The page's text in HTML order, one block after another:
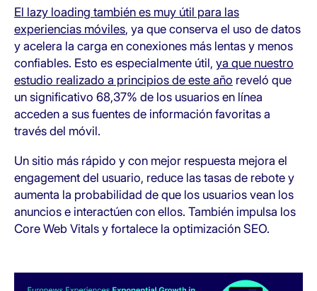
El lazy loading también es muy útil para las
experiencias móviles, ya que conserva el uso de datos
y acelera la carga en conexiones más lentas y menos
confiables. Esto es especialmente útil, ya que nuestro
estudio realizado a principios de este año reveló que
un significativo 68,37% de los usuarios en línea
acceden a sus fuentes de información favoritas a
través del móvil.
Un sitio más rápido y con mejor respuesta mejora el
engagement del usuario, reduce las tasas de rebote y
aumenta la probabilidad de que los usuarios vean los
anuncios e interactúen con ellos. También impulsa los
Core Web Vitals y fortalece la optimización SEO.